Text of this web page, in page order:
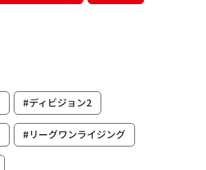
#ディビジョン2
#リーグワンライジング